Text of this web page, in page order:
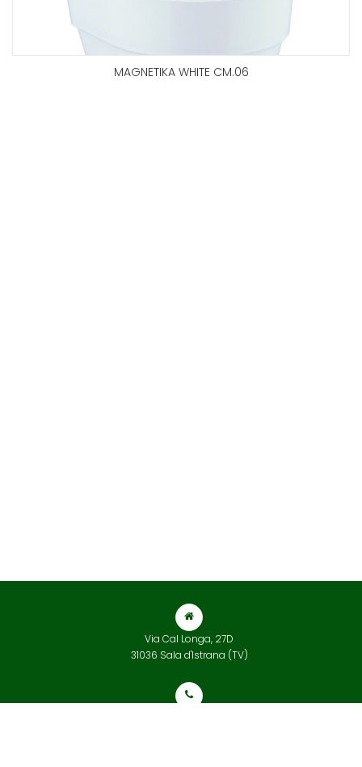
MAGNETIKA WHITE CM.06
Via Cal Longa, 27D
31036 Sala d'Istrana (TV)